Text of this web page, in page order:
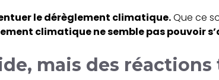
le dérèglement climatique.Que ce
climatique ne semble pas pouvoir
mais des réactions